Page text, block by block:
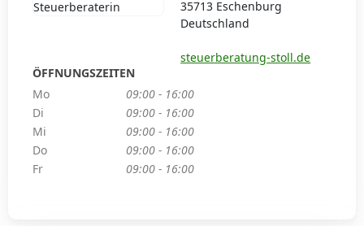
35713 Eschenburg
Deutschland
steuerberatung-stoll.de
ÖFFNUNGSZEITEN
Mo
09:00 - 16:00
Di
09:00 - 16:00
Mi
09:00 - 16:00
Do
09:00 - 16:00
Fr
09:00 - 16:00